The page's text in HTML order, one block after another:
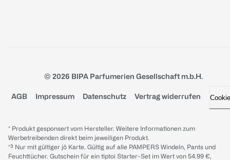
© 2026 BIPA Parfumerien Gesellschaft m.b.H.
AGB Impressum Datenschutz Vertrag widerrufen
* Produkt gesponsert vom Hersteller. Weitere Informationen zum
Werbetreibenden direkt beim jeweiligen Produkt.
*³ Nur mit gültiger jö Karte. Gültig auf alle PAMPERS Windeln, Pants und
Feuchttücher. Gutschein für ein tiptoi Starter-Set im Wert von 54.99 €,